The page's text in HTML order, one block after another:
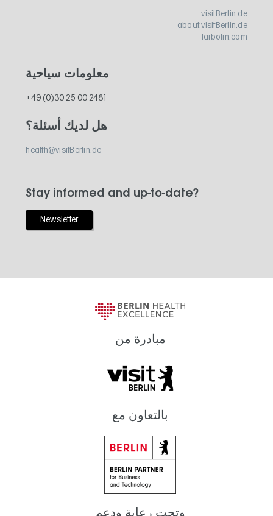
visitBerlin.de
about.visitBerlin.de
laibolin.com
معلومات سياحية
+49 (0)30 25 00 2481
هل لديك أسئلة؟
health@visitBerlin.de
Stay informed and up-to-date?
Newsletter
مبادرة من
بالتعاون مع
وتحت رعاية ودعم